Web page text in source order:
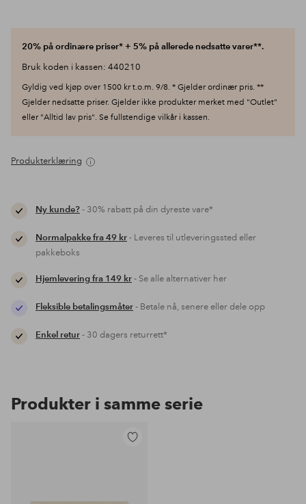
20% på ordinære priser* + 5% på allerede nedsatte varer**.
Bruk koden i kassen: 440210
Gyldig ved kjøp over 1500 kr t.o.m. 9/8. * Gjelder ordinær pris. **
Gjelder nedsatte priser. Gjelder ikke produkter merket med "Outlet"
eller "Alltid lav pris". Se fullstendige vilkår i kassen.
Produkterklæring
Ny kunde?- 30% rabatt på din dyreste vare*
Normalpakke fra 49 kr- Leveres til utleveringssted eller
pakkeboks
Hjemlevering fra 149 kr- Se alle alternativer her
Fleksible betalingsmåter- Betale nå, senere eller dele opp
Enkel retur- 30 dagers returrett*
Produkter i samme serie